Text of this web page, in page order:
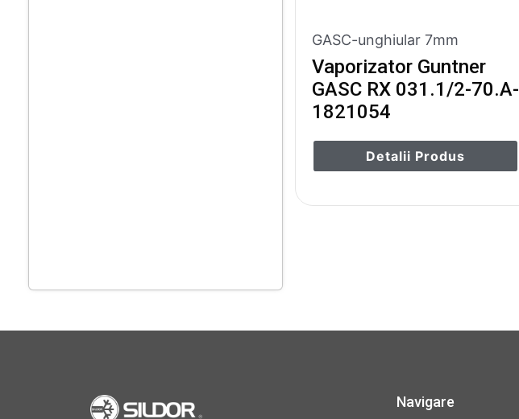
GASC-unghiular 7mm
Vaporizator Guntner
GASC RX 031.1/2-70.A-
1821054
Detalii Produs
Navigare